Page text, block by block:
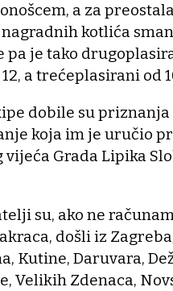
a za
kotlića
pa je tako
a trećeplasirani od
dobile su priznanja
koja im je uručio
vijeća Grada Lipika
su, ako ne
došli iz
Kutine, Daruvara,
Velikih Zdenaca,